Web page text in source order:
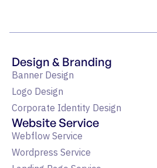
Design & Branding
Banner Design
Logo Design
Corporate Identity Design
Website Service
Webflow Service
Wordpress Service